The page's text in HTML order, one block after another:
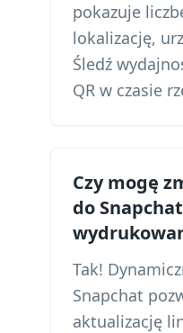
pokazuje
lokalizację,
Śledź
QR w czasie
Czy mogę
do
Tak!
Snapchat
aktualizację